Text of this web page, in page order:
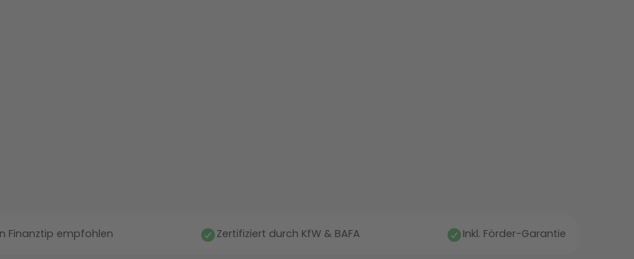
Finanztip empfohlen Zertifiziert durch KfW & BAFA Inkl. Förder-Garantie